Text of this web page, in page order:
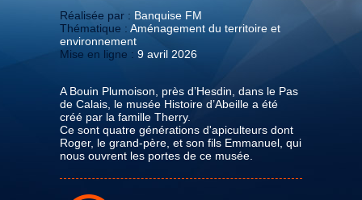
Réalisée par : Banquise FM
Thématique : Aménagement du territoire et
environnement
Mise en ligne : 9 avril 2026
A Bouin Plumoison, près d’Hesdin, dans le Pas
de Calais, le musée Histoire d’Abeille a été
créé par la famille Therry.
Ce sont quatre générations d'apiculteurs dont
Roger, le grand-père, et son fils Emmanuel, qui
nous ouvrent les portes de ce musée.